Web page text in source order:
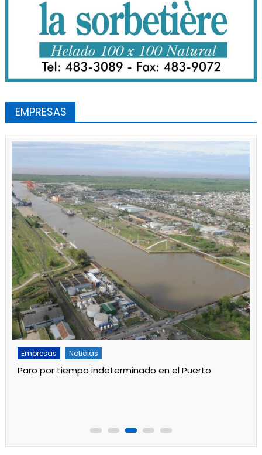
EMPRESAS
Empresas Noticias
Por mejoras en el servicio cortan el agua de 11 a 15